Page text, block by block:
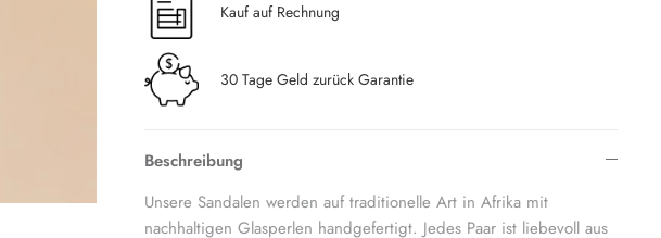
Kauf auf Rechnung
30 Tage Geld zurück Garantie
Beschreibung
Unsere Sandalen werden auf traditionelle Art in Afrika mit
nachhaltigen Glasperlen handgefertigt. Jedes Paar ist liebevoll aus